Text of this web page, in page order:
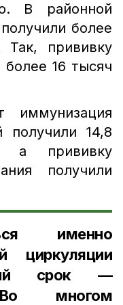
В районной
более
прививку
16 тысяч
иммунизация
14,8
а прививку
получили
именно
циркуляции
срок —
Во многом